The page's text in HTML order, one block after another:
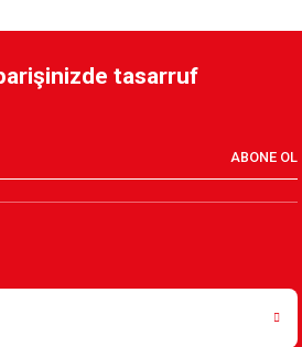
HUMMEL FUNCTIONAL POLO T-
tasarruf
ABONE OL